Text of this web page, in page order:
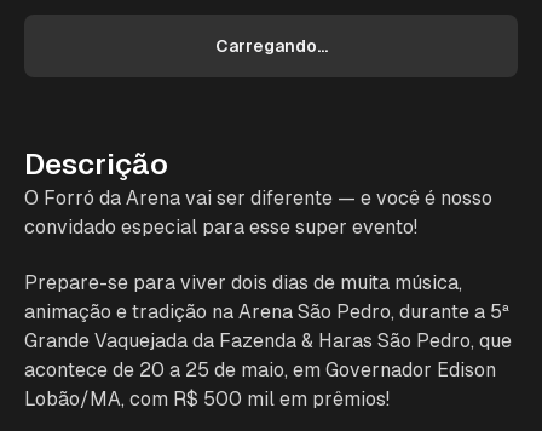
Carregando...
Descrição
O Forró da Arena vai ser diferente — e você é nosso
convidado especial para esse super evento!
Prepare-se para viver dois dias de muita música,
animação e tradição na Arena São Pedro, durante a 5ª
Grande Vaquejada da Fazenda & Haras São Pedro, que
acontece de 20 a 25 de maio, em Governador Edison
Lobão/MA, com R$ 500 mil em prêmios!